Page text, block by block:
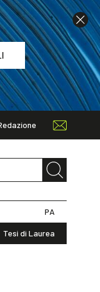
PA
Tesi di Laurea